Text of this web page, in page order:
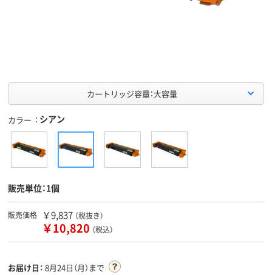
カートリッジ容量：大容量
カラー シアン
販売単位：1個
販売価格 ￥9,837 （税抜き）
￥10,820 （税込）
お届け日： 8月24日（月）まで